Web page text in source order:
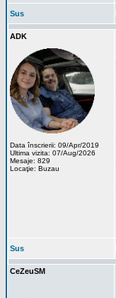
Sus
ADK
Data înscrierii: 09/Apr/2019
Ultima vizita: 07/Aug/2026
Mesaje: 829
Locaţie: Buzau
Sus
CeZeuSM